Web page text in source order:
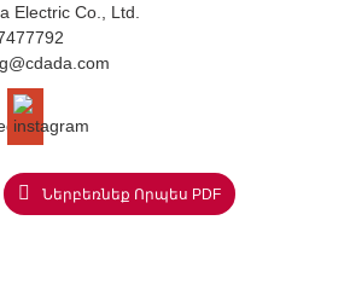
Electric Co., Ltd.
Ներբեռնեք Որպես PDF